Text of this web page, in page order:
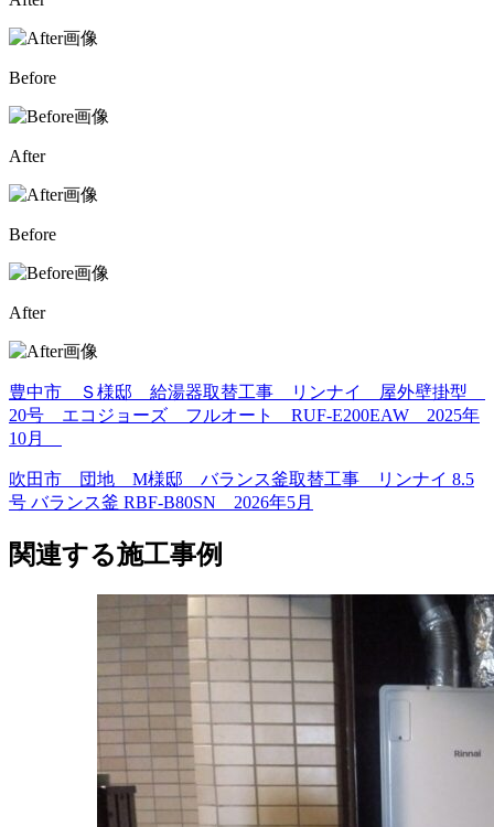
Before
After
Before
After
豊中市 Ｓ様邸 給湯器取替工事 リンナイ 屋外壁掛型
20号 エコジョーズ フルオート RUF-E200EAW 2025年
10月
吹田市 団地 M様邸 バランス釜取替工事 リンナイ 8.5
号 バランス釜 RBF-B80SN 2026年5月
関連する施工事例